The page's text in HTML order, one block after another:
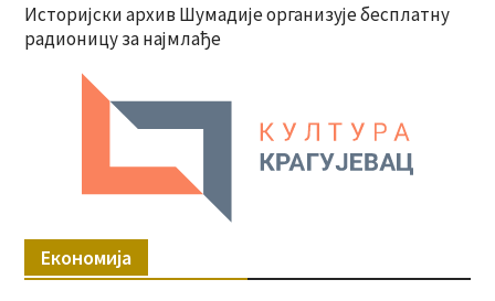
Историјски архив Шумадије организује бесплатну
радионицу за најмлађе
Економија